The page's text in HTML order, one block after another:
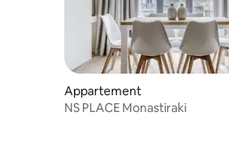
Appartement
NS PLACE Monastiraki